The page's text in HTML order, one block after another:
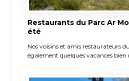
Restaurants du Parc Ar
été
Nos voisins et amis restaurateurs
également quelques vacances